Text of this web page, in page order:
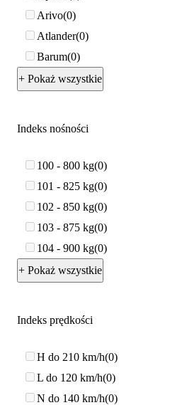
Arivo 0
Atlander 0
Barum 0
+ Pokaż wszystkie
Indeks nośności
100 - 800 kg 0
101 - 825 kg 0
102 - 850 kg 0
103 - 875 kg 0
104 - 900 kg 0
+ Pokaż wszystkie
Indeks prędkości
H do 210 km/h 0
L do 120 km/h 0
N do 140 km/h 0